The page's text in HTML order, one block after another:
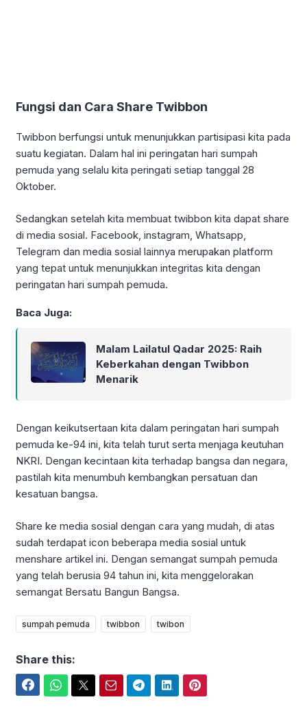
Fungsi dan Cara Share Twibbon
Twibbon berfungsi untuk menunjukkan partisipasi kita pada
suatu kegiatan. Dalam hal ini peringatan hari sumpah
pemuda yang selalu kita peringati setiap tanggal 28
Oktober.
Sedangkan setelah kita membuat twibbon kita dapat share
di media sosial. Facebook, instagram, Whatsapp,
Telegram dan media sosial lainnya merupakan platform
yang tepat untuk menunjukkan integritas kita dengan
peringatan hari sumpah pemuda.
Baca Juga:
Malam Lailatul Qadar 2025: Raih
Keberkahan dengan Twibbon
Menarik
Dengan keikutsertaan kita dalam peringatan hari sumpah
pemuda ke-94 ini, kita telah turut serta menjaga keutuhan
NKRI. Dengan kecintaan kita terhadap bangsa dan negara,
pastilah kita menumbuh kembangkan persatuan dan
kesatuan bangsa.
Share ke media sosial dengan cara yang mudah, di atas
sudah terdapat icon beberapa media sosial untuk
menshare artikel ini. Dengan semangat sumpah pemuda
yang telah berusia 94 tahun ini, kita menggelorakan
semangat Bersatu Bangun Bangsa.
sumpah pemuda twibbon twibon
Share this: